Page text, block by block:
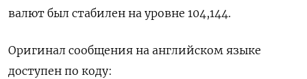
валют был стабилен на уровне 104,144​.
Оригинал сообщения на английском языке
доступен по коду: